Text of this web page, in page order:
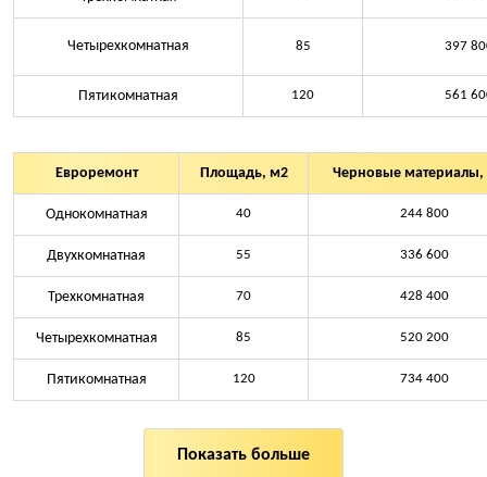
Четырехкомнатная 85 397
Пятикомнатная 120 561
Евроремонт Площадь, м2 Черновые материалы,
Однокомнатная 40 244 800
Двухкомнатная 55 336 600
Трехкомнатная 70 428 400
Четырехкомнатная 85 520 200
Пятикомнатная 120 734 400
Показать больше